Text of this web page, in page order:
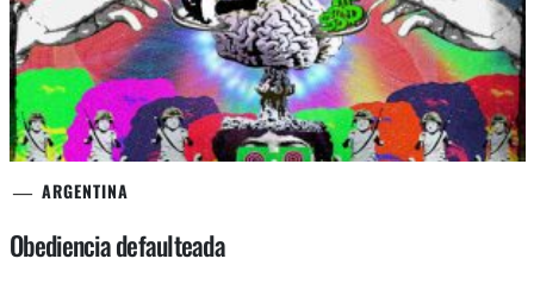
ARGENTINA
Obediencia defaulteada